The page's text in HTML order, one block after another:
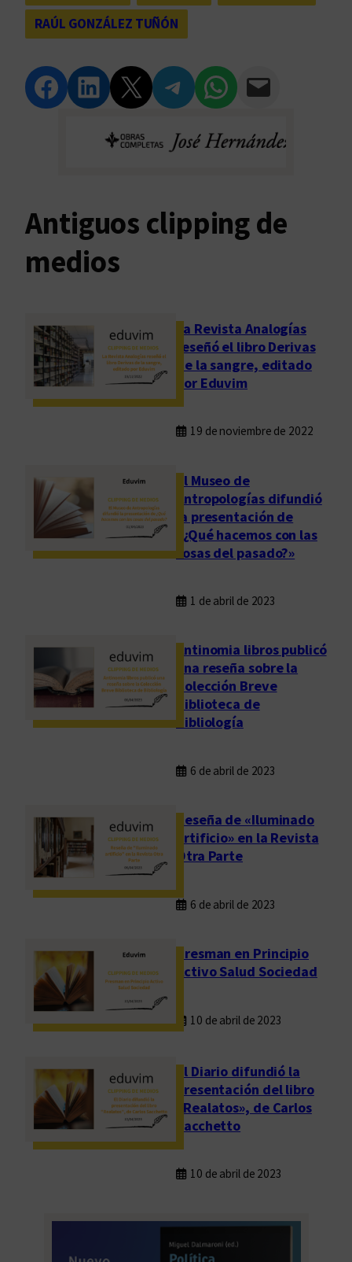
RAÚL GONZÁLEZ TUÑÓN
Compartir en Facebook Compartir en LinkedIn Compartir en Twitter Compartir en Telegram Compartir en WhatsApp Compartir vía Email
Antiguos clipping de
medios
La Revista Analogías
reseñó el libro Derivas
de la sangre, editado
por Eduvim
19 de noviembre de 2022
El Museo de
Antropologías difundió
la presentación de
«¿Qué hacemos con las
cosas del pasado?»
1 de abril de 2023
Antinomia libros publicó
una reseña sobre la
Colección Breve
Biblioteca de
Bibliología
6 de abril de 2023
Reseña de «Iluminado
artificio» en la Revista
Otra Parte
6 de abril de 2023
Presman en Principio
Activo Salud Sociedad
10 de abril de 2023
El Diario difundió la
presentación del libro
«Realatos», de Carlos
Sacchetto
10 de abril de 2023